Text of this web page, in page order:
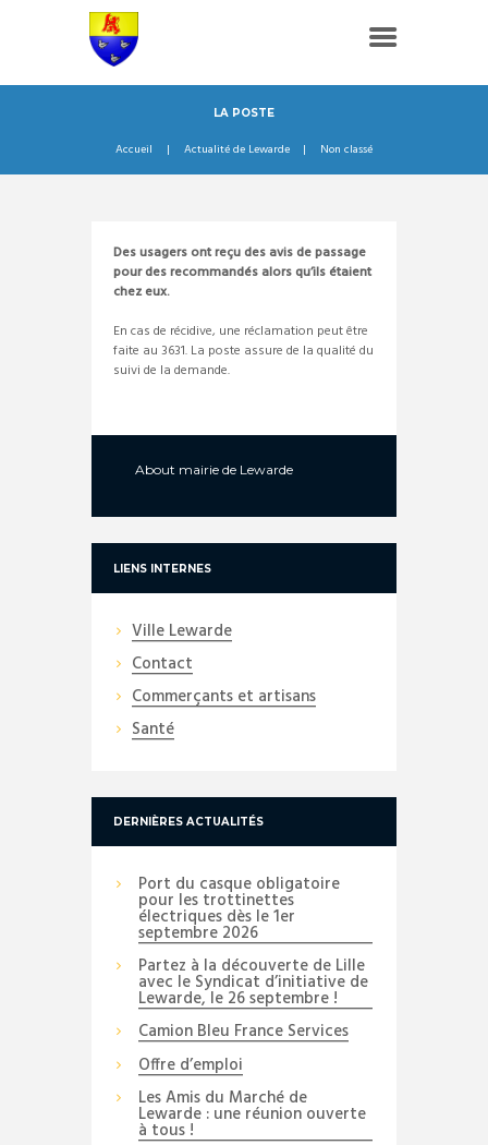
LA POSTE
Accueil Actualité de Lewarde Non classé
Des usagers ont reçu des avis de passage
pour des recommandés alors qu’ils étaient
chez eux.
En cas de récidive, une réclamation peut être
faite au 3631. La poste assure de la qualité du
suivi de la demande.
About mairie de Lewarde
LIENS INTERNES
Ville Lewarde
Contact
Commerçants et artisans
Santé
DERNIÈRES ACTUALITÉS
Port du casque obligatoire
pour les trottinettes
électriques dès le 1er
septembre 2026
Partez à la découverte de Lille
avec le Syndicat d’initiative de
Lewarde, le 26 septembre !
Camion Bleu France Services
Offre d’emploi
Les Amis du Marché de
Lewarde : une réunion ouverte
à tous !